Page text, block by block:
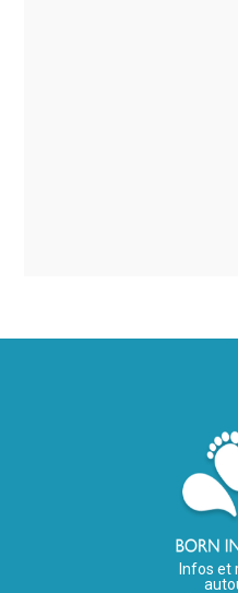
Infos et